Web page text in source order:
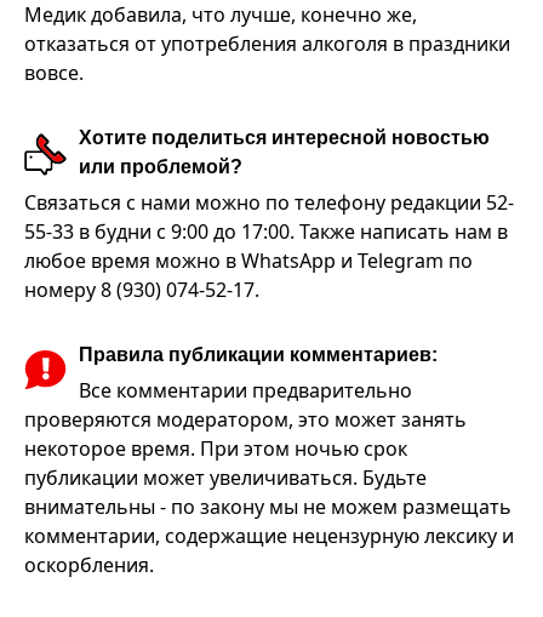
Медик добавила, что лучше, конечно же,
отказаться от употребления алкоголя в праздники
вовсе.
Хотите поделиться интересной новостью
или проблемой?
Связаться с нами можно по телефону редакции 52-
55-33 в будни с 9:00 до 17:00. Также написать нам в
любое время можно в WhatsApp и Telegram по
номеру 8 (930) 074-52-17.
Правила публикации комментариев:
Все комментарии предварительно
проверяются модератором, это может занять
некоторое время. При этом ночью срок
публикации может увеличиваться. Будьте
внимательны - по закону мы не можем размещать
комментарии, содержащие нецензурную лексику и
оскорбления.